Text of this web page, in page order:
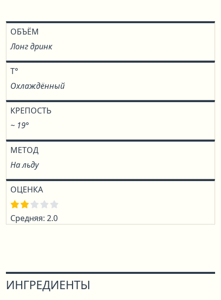
ОБЪЁМ
Лонг дринк
T°
Охлаждённый
КРЕПОСТЬ
~ 19°
МЕТОД
На льду
ОЦЕНКА
Средняя: 2.0
ИНГРЕДИЕНТЫ